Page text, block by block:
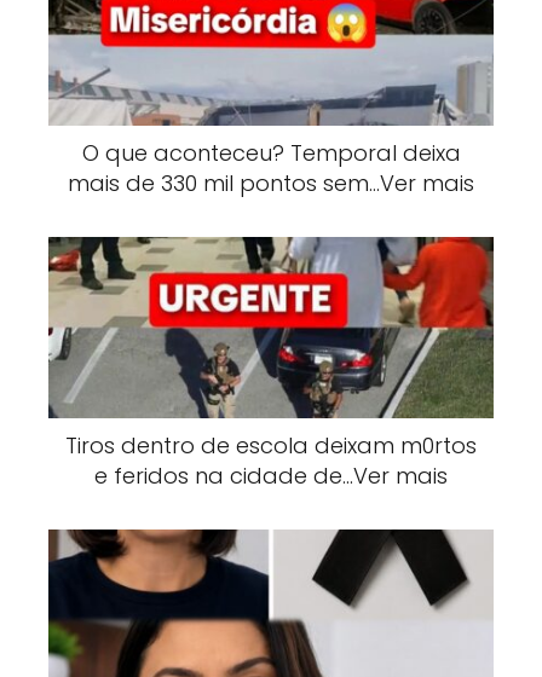
O que aconteceu? Temporal deixa
mais de 330 mil pontos sem…Ver mais
Tiros dentro de escola deixam m0rtos
e feridos na cidade de…Ver mais